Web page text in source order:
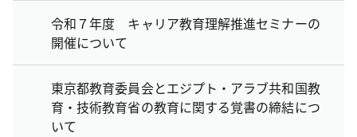
令和７年度 キャリア教育理解推進セミナーの
開催について
東京都教育委員会とエジプト・アラブ共和国教
育・技術教育省の教育に関する覚書の締結につ
いて